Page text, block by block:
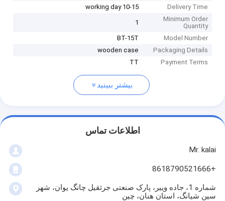
Delivery Time
10-15 working day
Minimum Order
Quantity
1
Model Number
BT-15T
Packaging Details
wooden case
Payment Terms
TT
بیشتر ببینید
اطلاعات تماس
Mr. kalai
+8618790521666
شماره 1، جاده وییر، پارک صنعتی جرثقیل چانگ یوان، شهر
سین شیانگ، استان هنان، چین